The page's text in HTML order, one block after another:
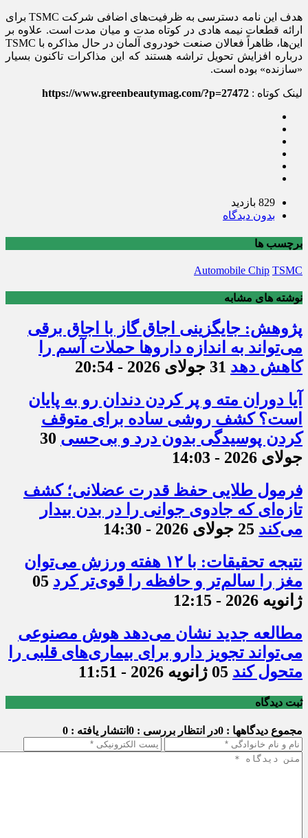
هدف این نامه دسترسی به ظرفیت‌های اضافی شرکت TSMC برای
ارائه قطعات نیمه هادی در کوتاه مدت و میان مدت است. علاوه بر
این‌ها، ظاهراً فعالان صنعت خودروی آلمان در حال مذاکره با TSMC
درباره افزایش تحویل تراشه هستند که این مذاکرات تاکنون بسیار
«سازنده» بوده است.
لینک کوتاه : https://www.greenbeautymag.com/?p=27472
829 بازدید
بدون دیدگاه
برچسب ها
Automobile Chip TSMC
نوشته های مشابه
پژوهش: جایگزینی اجاق گاز با اجاق برقی
می‌تواند به اندازه داروها حملات آسم را
کاهش دهد 31 جولای 2026 - 20:54
آیا دوران مته و پر کردن دندان رو به پایان
است؟ کشف روشی ساده برای متوقف
کردن پوسیدگی بدون درد و بی‌حسی 30
جولای 2026 - 14:03
فرمول طلایی حفظ قدرت عضلانی؛ کشف
تازه‌ای که جادوی جوانی را در بدن بیدار
می‌کند 25 جولای 2026 - 14:30
نتیجه تحقیقات: با ۱۲ هفته ورزش می‌توان
مغز را سالم‌تر و حافظه را قوی‌تر کرد 05
ژانویه 2026 - 12:15
مطالعه جدید نشان می‌دهد هوش مصنوعی
می‌تواند تجویز دارو برای بیماری‌های قلبی را
متحول کند 05 ژانویه 2026 - 11:51
ثبت دیدگاه
مجموع دیدگاهها : 0 در انتظار بررسی : 0 انتشار یافته : 0